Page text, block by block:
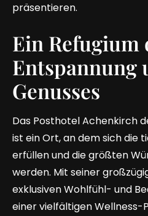
präsentieren.
Ein Refugium
Entspannung
Genusses
Das Posthotel Achenkirch
ist ein Ort, an dem sich die
erfüllen und die größten
werden. Mit seiner
exklusiven Wohlfühl- und
einer vielfältigen Wellness-